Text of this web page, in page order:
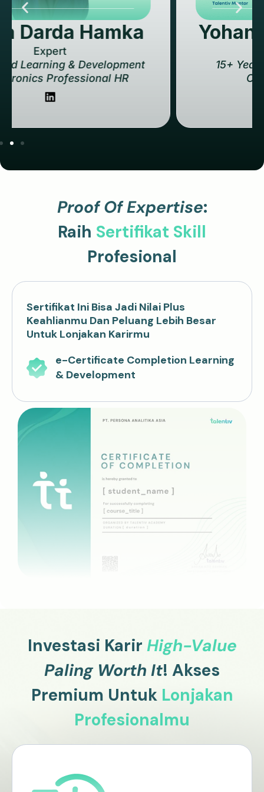
UMKM, Nasional, Multinasional.
Yohana Intan Naulina
15+ Years HR Strategic Expert &
Certified HR Trainer
Proof Of Expertise:
Raih Sertifikat Skill
Profesional
Sertifikat Ini Bisa Jadi Nilai Plus
Keahlianmu Dan Peluang Lebih Besar
Untuk Lonjakan Karirmu
e-Certificate Completion Learning
& Development
Investasi Karir High-Value
Paling Worth It! Akses
Premium Untuk Lonjakan
Profesionalmu